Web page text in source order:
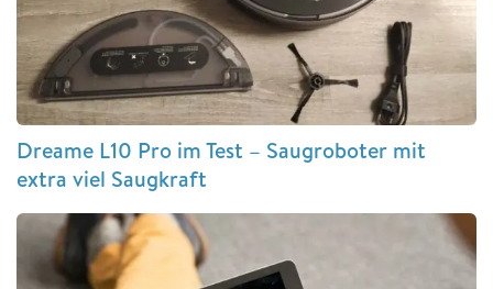
Dreame L10 Pro im Test – Saugroboter mit
extra viel Saugkraft